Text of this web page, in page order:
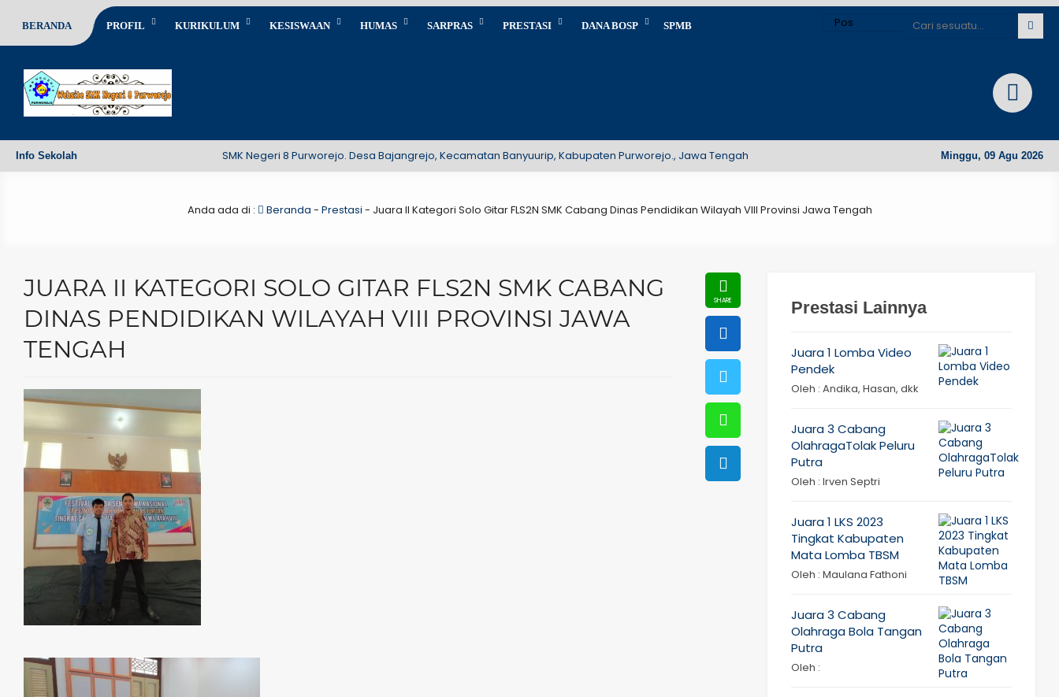
BERANDA PROFIL KURIKULUM KESISWAAN HUMAS SARPRAS PRESTASI DANA BOSP SPMB
Info Sekolah Minggu, 09 Agu 2026
SMK Negeri 8 Purworejo. Desa Bajangrejo, Kecamatan Banyuurip, Kabupaten Purworejo., Jawa Tengah
Anda ada di : Beranda - Prestasi - Juara II Kategori Solo Gitar FLS2N SMK Cabang Dinas Pendidikan Wilayah VIII Provinsi Jawa Tengah
JUARA II KATEGORI SOLO GITAR FLS2N SMK CABANG
DINAS PENDIDIKAN WILAYAH VIII PROVINSI JAWA
TENGAH
Prestasi Lainnya
Juara 1 Lomba Video
Pendek
Oleh : Andika, Hasan, dkk
Juara 3 Cabang
OlahragaTolak Peluru
Putra
Oleh : Irven Septri
Juara 1 LKS 2023
Tingkat Kabupaten
Mata Lomba TBSM
Oleh : Maulana Fathoni
Juara 3 Cabang
Olahraga Bola Tangan
Putra
Oleh :